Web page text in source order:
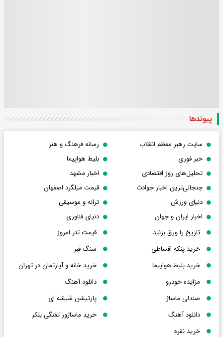
پیوندها
سایت رهبر معظم انقلاب
رسانه فرهنگ و هنر
خبر فوری
بلیط هواپیما
تحلیل‌های روز اقتصادی
اخبار مشهد
جنجالی‌ترین اخبار حوادث
قیمت میلگرد اصفهان
دنیای ورزش
ترانه و موسیقی
اخبار ایران و جهان
دنیای فناوری
تاریخ را ورق بزنید
قیمت تتر امروز
خرید پنکه اقساطی
سنگ قبر
خرید بلیط هواپیما
خرید خانه و آپارتمان در تهران
مزایده خودرو
دانلود آهنگ
صندلی ماساژ
پارتیشن شیشه ای
دانلود آهنگ
خرید ماساژور تفنگی بلکر
خرید نقره